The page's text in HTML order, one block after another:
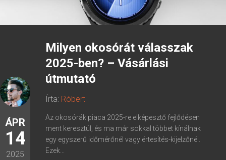
ÁPR
14
2025
Milyen okosórát válasszak
2025-ben? – Vásárlási
útmutató
Írta: Róbert
Az okosórák piaca 2025-re elképesztő fejlődésen
ment keresztül, és ma már sokkal többet kínálnak
egy egyszerű időmérőnél vagy értesítés-kijelzőnél.
Ezek...